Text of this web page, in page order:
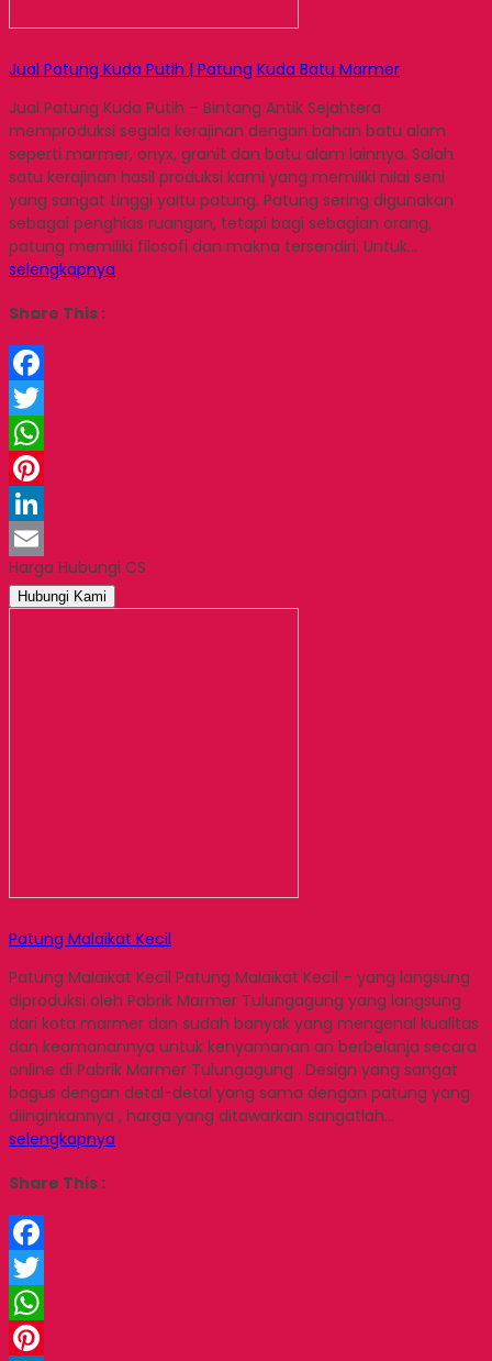
Jual Patung Kuda Putih | Patung Kuda Batu Marmer
Jual Patung Kuda Putih – Bintang Antik Sejahtera
memproduksi segala kerajinan dengan bahan batu alam
seperti marmer, onyx, granit dan batu alam lainnya. Salah
satu kerajinan hasil produksi kami yang memiliki nilai seni
yang sangat tinggi yaitu patung. Patung sering digunakan
sebagai penghias ruangan, tetapi bagi sebagian orang,
patung memiliki filosofi dan makna tersendiri. Untuk…
selengkapnya
Share This :
Facebook
Twitter
WhatsApp
Pinterest
LinkedIn
Email
Harga Hubungi CS
Hubungi Kami
Patung Malaikat Kecil
Patung Malaikat Kecil Patung Malaikat Kecil – yang langsung
diproduksi oleh Pabrik Marmer Tulungagung yang langsung
dari kota marmer dan sudah banyak yang mengenal kualitas
dan keamanannya untuk kenyamanan an berbelanja secara
online di Pabrik Marmer Tulungagung . Design yang sangat
bagus dengan detal-detal yang sama dengan patung yang
diinginkannya , harga yang ditawarkan sangatlah…
selengkapnya
Share This :
Facebook
Twitter
WhatsApp